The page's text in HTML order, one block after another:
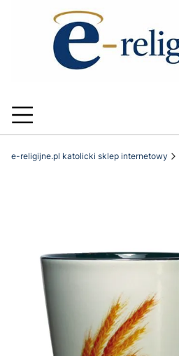
e-religijne.pl katolicki sklep internetowy